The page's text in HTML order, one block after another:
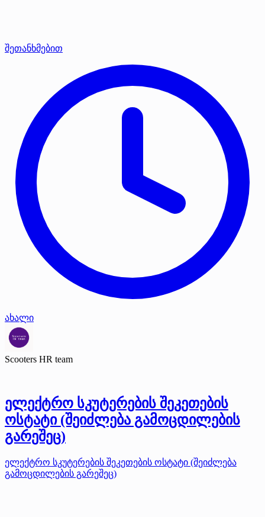
შეთანხმებით
ახალი
Scooters HR team
ელექტრო სკუტერების შეკეთების
ოსტატი (შეიძლება გამოცდილების
გარეშეც)
ელექტრო სკუტერების შეკეთების ოსტატი (შეიძლება
გამოცდილების გარეშეც)